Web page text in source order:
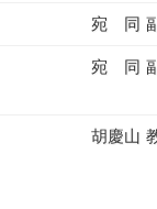
宛 同
宛 同
胡慶山